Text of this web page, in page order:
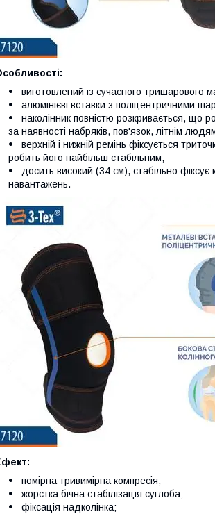
виготовлений із сучасного тришарового
алюмінієві вставки з поліцентричними
наколінник повністю розкривається, що
за наявності набряків, пов'язок, літнім
верхній і нижній ремінь фіксується
робить його найбільш стабільним;
досить високий (34 см), стабільно фіксує
навантажень.
помірна тривимірна компресія;
жорстка бічна стабілізація суглоба;
фіксація надколінка;